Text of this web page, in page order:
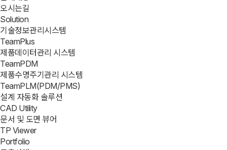
오시는길
Solution
기술정보관리시스템
TeamPlus
제품데이터관리 시스템
TeamPDM
제품수명주기관리 시스템
TeamPLM(PDM/PMS)
설계 자동화 솔루션
CAD Utility
문서 및 도면 뷰어
TP Viewer
Portfolio